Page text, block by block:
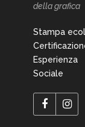
della grafica
Stampa
Esperienza
Sociale